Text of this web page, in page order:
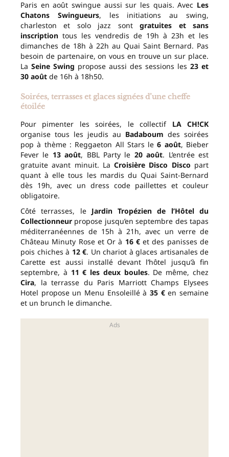
Paris en août swingue aussi sur les quais. Avec Les
Chatons Swingueurs, les initiations au swing,
charleston et solo jazz sontgratuites et sans
inscription tous les vendredis de 19h à 23h et les
dimanches de 18h à 22h au Quai Saint Bernard. Pas
besoin de partenaire, on vous en trouve un sur place.
La Seine Swing propose aussi des sessions les 23 et
30 août de 16h à 18h50.
Soirées, terrasses et glaces signées d’une cheffe
étoilée
Pour pimenter les soirées, le collectif LA CH!CK
organise tous les jeudis au Badaboum des soirées
pop à thème : Reggaeton All Stars le6 août, Bieber
Fever le 13 août, BBL Party le 20 août. L’entrée est
gratuite avant minuit. LaCroisière Disco Disco part
quant à elle tous les mardis du Quai Saint-Bernard
dès 19h, avec un dress code paillettes et couleur
obligatoire.
Côté terrasses, le Jardin Tropézien de l’Hôtel du
Collectionneur propose jusqu’en septembre des tapas
méditerranéennes de 15h à 21h, avec un verre de
Château Minuty Rose et Or à 16 €et des panisses de
pois chiches à 12 €. Un chariot à glaces artisanales de
Carette est aussi installé devant l’hôtel jusqu’à fin
septembre, à 11 € les deux boules. De même, chez
Cira, la terrasse du Paris Marriott Champs Elysees
Hotel propose un Menu Ensoleillé à 35 €en semaine
et un brunch le dimanche.